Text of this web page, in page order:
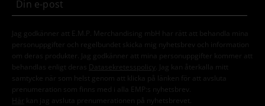
Jag godkänner att E.M.P. Merchandising mbH har rätt att behandla mina
personuppgifter och regelbundet skicka mig nyhetsbrev och information
om deras produkter. Jag godkänner att mina personuppgifter kommer att
behandlas enligt deras
Datasekretesspolicy
. Jag kan återkalla mitt
samtycke när som helst genom att klicka på länken för att avsluta
prenumeration som finns med i alla EMP:s nyhetsbrev.
Här kan jag avsluta prenumerationen på nyhetsbrevet.